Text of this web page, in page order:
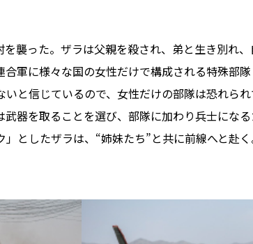
襲った。ザラは父親を殺され、弟と生き別れ
軍に様々な国の女性だけで構成される特殊部
と信じているので、女性だけの部隊は恐れら
器を取ることを選び、部隊に加わり兵士になる
としたザラは、“姉妹たち”と共に前線へと赴